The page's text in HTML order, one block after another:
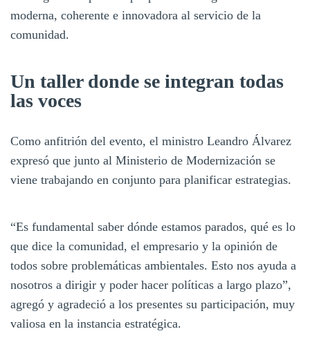
moderna, coherente e innovadora al servicio de la
comunidad.
Un taller donde se integran todas
las voces
Como anfitrión del evento, el ministro Leandro Álvarez
expresó que junto al Ministerio de Modernización se
viene trabajando en conjunto para planificar estrategias.
“Es fundamental saber dónde estamos parados, qué es lo
que dice la comunidad, el empresario y la opinión de
todos sobre problemáticas ambientales. Esto nos ayuda a
nosotros a dirigir y poder hacer políticas a largo plazo”,
agregó y agradeció a los presentes su participación, muy
valiosa en la instancia estratégica.